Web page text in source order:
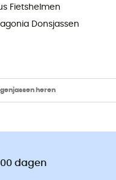
Fietshelmen
Donsjassen
heren
dagen